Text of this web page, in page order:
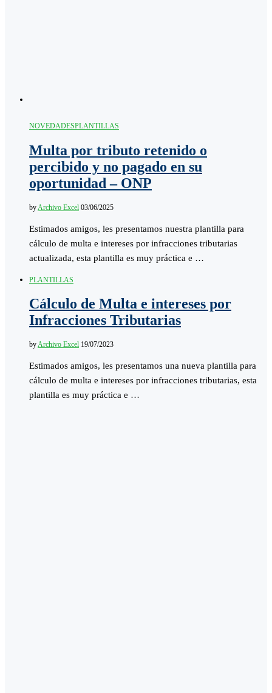
NOVEDADESPLANTILLAS
Multa por tributo retenido o
percibido y no pagado en su
oportunidad – ONP
by Archivo Excel 03/06/2025
Estimados amigos, les presentamos nuestra plantilla para
cálculo de multa e intereses por infracciones tributarias
actualizada, esta plantilla es muy práctica e …
PLANTILLAS
Cálculo de Multa e intereses por
Infracciones Tributarias
byArchivo Excel 19/07/2023
Estimados amigos, les presentamos una nueva plantilla para
cálculo de multa e intereses por infracciones tributarias, esta
plantilla es muy práctica e …